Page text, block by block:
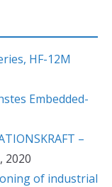
HF-12M
Embedded-
–
2020
of industrial